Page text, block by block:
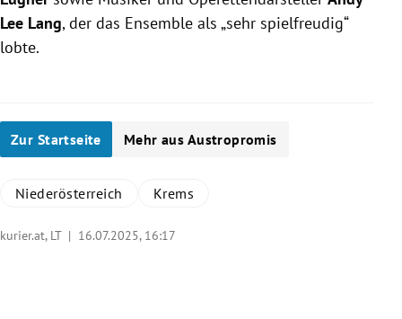
Lee Lang, der das Ensemble als „sehr spielfreudig“
lobte.
Zur Startseite Mehr aus Austropromis
Niederösterreich Krems
kurier.at, LT | 16.07.2025, 16:17